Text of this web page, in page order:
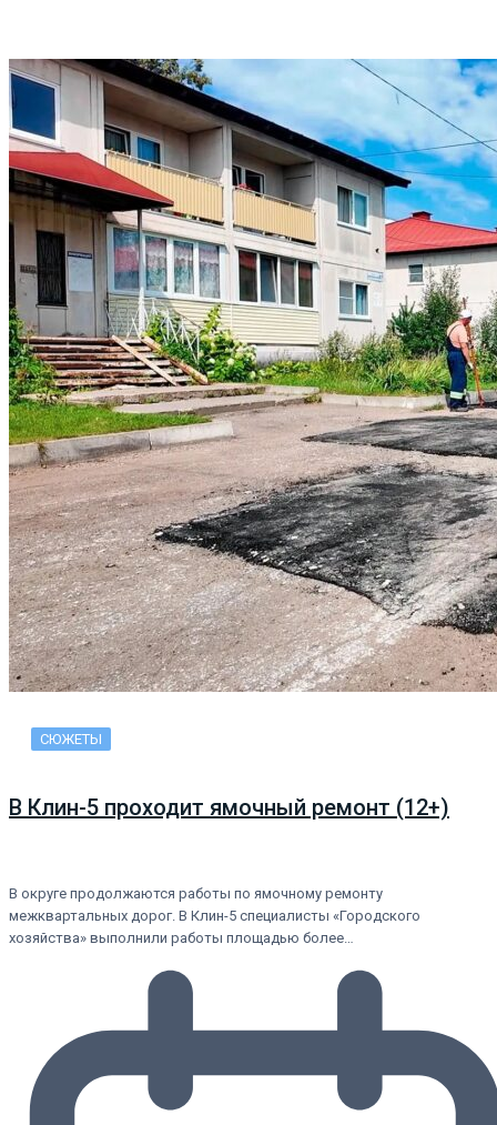
СЮЖЕТЫ
В Клин-5 проходит ямочный ремонт (12+)
В округе продолжаются работы по ямочному ремонту
межквартальных дорог. В Клин-5 специалисты «Городского
хозяйства» выполнили работы площадью более…